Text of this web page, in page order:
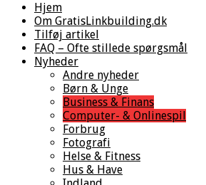
Hjem
Om GratisLinkbuilding.dk
Tilføj artikel
FAQ – Ofte stillede spørgsmål
Nyheder
Andre nyheder
Børn & Unge
Business & Finans
Computer- & Onlinespil
Forbrug
Fotografi
Helse & Fitness
Hus & Have